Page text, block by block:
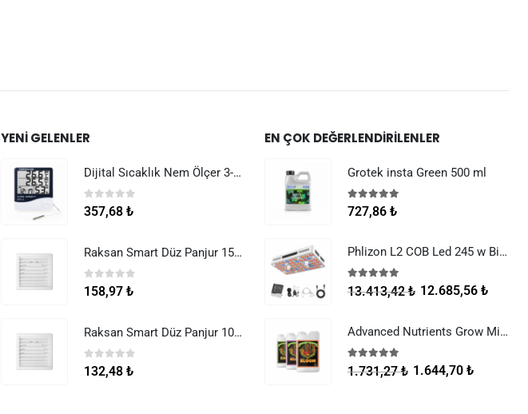
YENI GELENLER
Dijital Sıcaklık Nem Ölçer 3-1 Sensör Kablolu
05 üzerinden
357,68 ₺
Raksan Smart Düz Panjur 150 mm Sinek Telli
0 5 üzerinden
158,97 ₺
Raksan Smart Düz Panjur 100 mm Sinek Telli
0 5 üzerinden
132,48 ₺
EN ÇOK DEĞERLENDIRILENLER
Grotek insta Green 500 ml
5.00 5 üzerinden
727,86 ₺
Phlizon L2 COB Led 245 w Bitki Yetiştirme Lambası
5.00 5 üzerinden
13.413,42₺ 12.685,56 ₺
Advanced Nutrients Grow Micro Bloom 500 ml Set
5.00 5 üzerinden
1.731,27₺ 1.644,70 ₺